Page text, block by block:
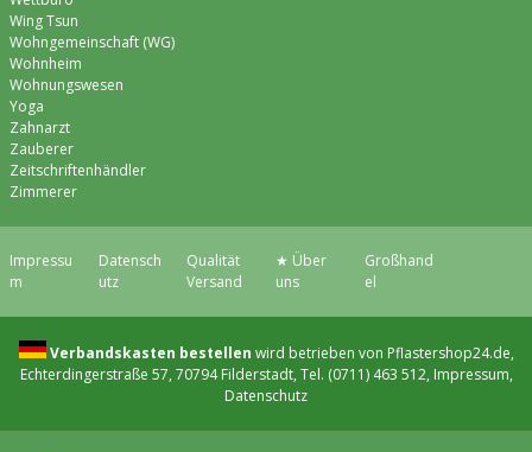
Wing Tsun
Wohngemeinschaft (WG)
Wohnheim
Wohnungswesen
Yoga
Zahnarzt
Zauberer
Zeitschriftenhändler
Zimmerer
Impressu
m
Datensch
utz
Qualität
Versand
★ Über
uns
Großhand
el
Verbandskasten bestellen wird betrieben von Pflastershop24.de,
Echterdingerstraße 57, 70794 Filderstadt, Tel. (0711) 463 512, Impressum,
Datenschutz